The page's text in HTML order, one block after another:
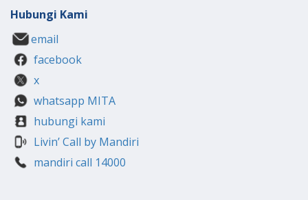
Hubungi Kami
email
facebook
x
whatsapp MITA
hubungi kami
Livin’ Call by Mandiri
mandiri call 14000